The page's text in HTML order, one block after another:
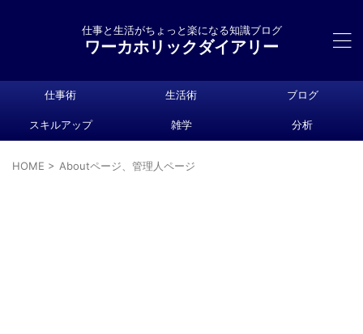
仕事と生活がちょっと楽になる知識ブログ
ワーカホリックダイアリー
仕事術 生活術 ブログ
スキルアップ 雑学 分析
HOME > Aboutページ、管理人ページ